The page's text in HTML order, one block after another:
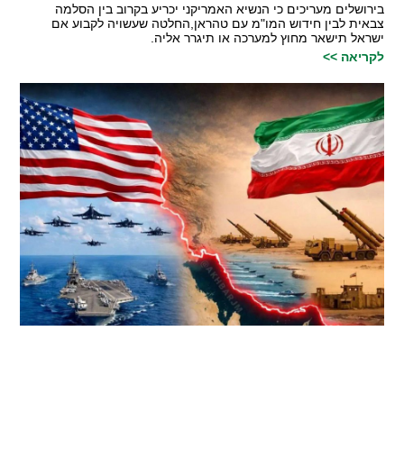
בירושלים מעריכים כי הנשיא האמריקני יכריע בקרוב בין הסלמה
צבאית לבין חידוש המו"מ עם טהראן,החלטה שעשויה לקבוע אם
ישראל תישאר מחוץ למערכה או תיגרר אליה.
לקריאה >>